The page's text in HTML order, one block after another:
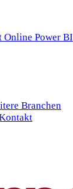
Online Power BI
Branchen